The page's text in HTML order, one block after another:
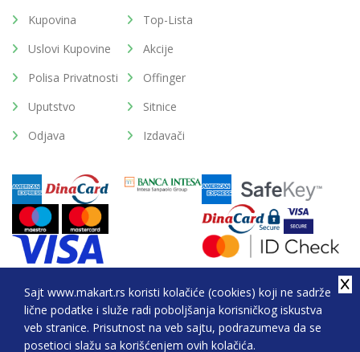
Sajt www.makart.rs koristi kolačiće (cookies) koji ne sadrže
lične podatke i služe radi poboljšanja korisničkog iskustva
veb stranice. Prisutnost na veb sajtu, podrazumeva da se
posetioci slažu sa korišćenjem ovih kolačića.
Kupovina
Uslovi Kupovine
Polisa Privatnosti
Uputstvo
Odjava
Top-Lista
Akcije
Offinger
Sitnice
Izdavači
2026. All Rights Reserved © Makart.rs - MAKART DOO
BEOGRAD (NOVI BEOGRAD), PIB: 105184104, MB: